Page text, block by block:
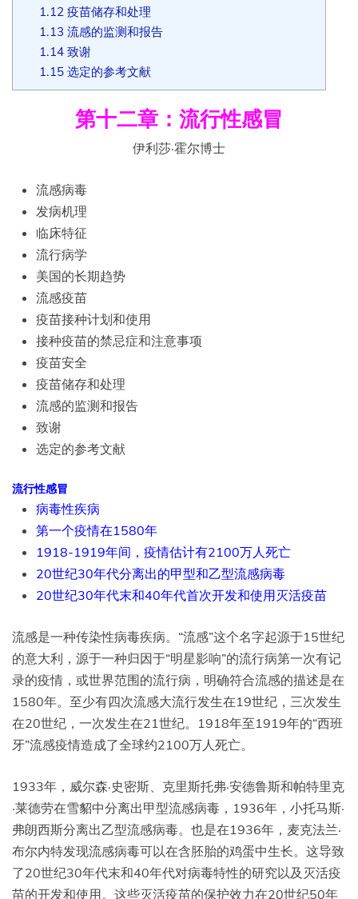
1.12疫苗储存和处理
1.13 流感的监测和报告
1.14致谢
1.15选定的参考文献
第十二章：流行性感冒
伊利莎·霍尔博士
流感病毒
发病机理
临床特征
流行病学
美国的长期趋势
流感疫苗
疫苗接种计划和使用
接种疫苗的禁忌症和注意事项
疫苗安全
疫苗储存和处理
流感的监测和报告
致谢
选定的参考文献
流行性感冒
病毒性疾病
第一个疫情在1580年
1918-1919年间，疫情估计有2100万人死亡
20世纪30年代分离出的甲型和乙型流感病毒
20世纪30年代末和40年代首次开发和使用灭活疫苗
流感是一种传染性病毒疾病。“流感”这个名字起源于15世纪
的意大利，源于一种归因于“明星影响”的流行病第一次有记
录的疫情，或世界范围的流行病，明确符合流感的描述是在
1580年。至少有四次流感大流行发生在19世纪，三次发生
在20世纪，一次发生在21世纪。1918年至1919年的“西班
牙”流感疫情造成了全球约2100万人死亡。
1933年，威尔森·史密斯、克里斯托弗·安德鲁斯和帕特里克
·莱德劳在雪貂中分离出甲型流感病毒，1936年，小托马斯·
弗朗西斯分离出乙型流感病毒。也是在1936年，麦克法兰·
布尔内特发现流感病毒可以在含胚胎的鸡蛋中生长。这导致
了20世纪30年代末和40年代对病毒特性的研究以及灭活疫
苗的开发和使用。这些灭活疫苗的保护效力在20世纪50年